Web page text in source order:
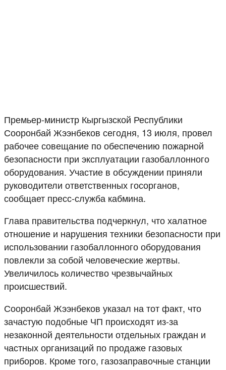
Премьер-министр Кыргызской Республики
Сооронбай Жээнбеков сегодня, 13 июля, провел
рабочее совещание по обеспечению пожарной
безопасности при эксплуатации газобаллонного
оборудования. Участие в обсуждении приняли
руководители ответственных госорганов,
сообщает пресс-служба кабмина.
Глава правительства подчеркнул, что халатное
отношение и нарушения техники безопасности при
использовании газобаллонного оборудования
повлекли за собой человеческие жертвы.
Увеличилось количество чрезвычайных
происшествий.
Сооронбай Жээнбеков указал на тот факт, что
зачастую подобные ЧП происходят из-за
незаконной деятельности отдельных граждан и
частных организаций по продаже газовых
приборов. Кроме того, газозаправочные станции